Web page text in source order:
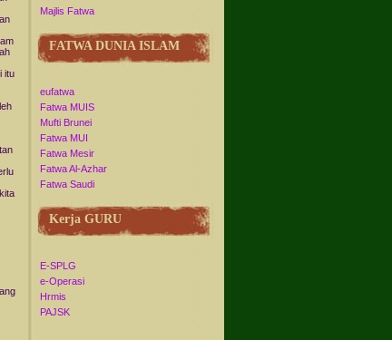
itu
Majlis Fatwa
FATWA DUNIA ISLAM
eufatwa
Fatwa MUIS
Mufti Brunei
Fatwa MUI
Fatwa Mesir
Fatwa Al-Azhar
Fatwa Saudi
Kerja GURU
E-SPLG
e-Operasi
Hrmis
PAJSK